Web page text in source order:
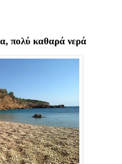
πολύ καθαρά νερά